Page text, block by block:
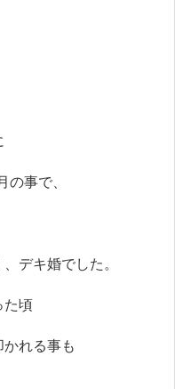
事で、
デキ婚でした。
た頃
れる事も